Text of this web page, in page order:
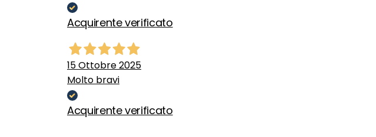
Acquirente verificato
15 Ottobre 2025
Molto bravi
Acquirente verificato